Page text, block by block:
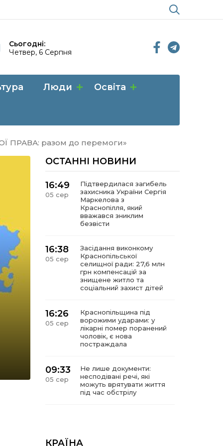
Сьогодні:
Четвер, 6 Серпня
Люди Освіта
ПРАВА: разом до перемоги»
ОСТАННІ НОВИНИ
16:49
05 сер
Підтвердилася загибель
захисника України Сергія
Маркелова з
Краснопілля, який
вважався зниклим
безвісти
16:38
05 сер
Засідання виконкому
Краснопільської
селищної ради: 27,6 млн
грн компенсацій за
знищене житло та
соціальний захист дітей
16:26
05 сер
Краснопільщина під
ворожими ударами: у
лікарні помер поранений
чоловік, є нова
постраждала
09:33
05 сер
Не лише документи:
несподівані речі, які
можуть врятувати життя
під час обстрілу
КРАЇНА